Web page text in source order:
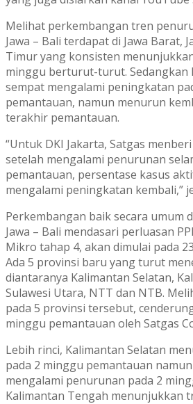
Melihat perkembangan tren
Jawa – Bali terdapat di Jawa Barat,
Timur yang konsisten
minggu berturut-turut. Sedangkan
sempat mengalami peningkatan
pemantauan, namun menurun
terakhir pemantauan.
“Untuk DKI Jakarta, Satgas
setelah mengalami penurunan
pemantauan, persentase kasus
mengalami peningkatan kembali,”
Perkembangan baik secara umum
Jawa – Bali mendasari perluasan
Mikro tahap 4, akan dimulai pada
Ada 5 provinsi baru yang turut
diantaranya Kalimantan Selatan,
Sulawesi Utara, NTT dan NTB.
pada 5 provinsi tersebut,
minggu pemantauan oleh Satgas
Lebih rinci, Kalimantan Selatan
pada 2 minggu pemantauan
mengalami penurunan pada 2
Kalimantan Tengah menunjukkan